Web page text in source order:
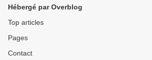
Hébergé par Overblog
Top articles
Pages
Contact